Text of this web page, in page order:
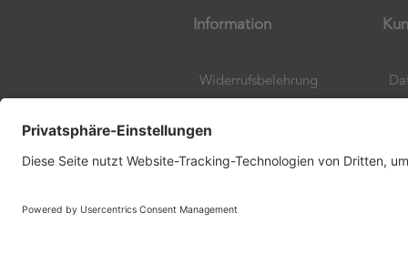
Information
Widerrufsbelehrung